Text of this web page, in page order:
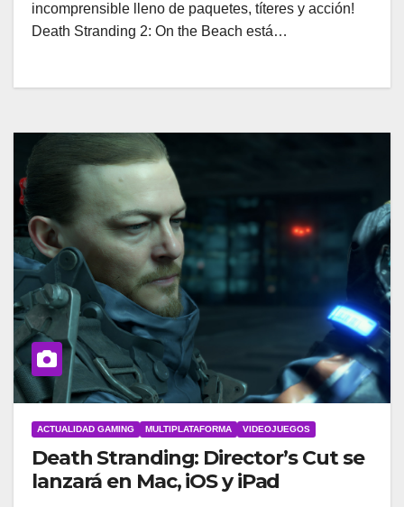
incomprensible lleno de paquetes, títeres y acción!
Death Stranding 2: On the Beach está…
ACTUALIDAD GAMING MULTIPLATAFORMA VIDEOJUEGOS
Death Stranding: Director’s Cut se
lanzará en Mac, iOS y iPad